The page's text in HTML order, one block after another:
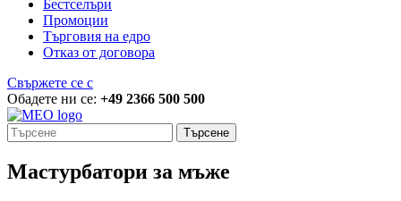
Бестселъри
Промоции
Търговия на едро
Отказ от договора
Свържете се с
Обадете ни се: +49 2366 500 500
Търсене
Мастурбатори за мъже